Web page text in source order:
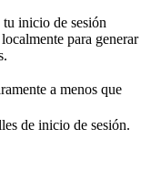
inicio de sesión
para generar
a menos que
de inicio de sesión.